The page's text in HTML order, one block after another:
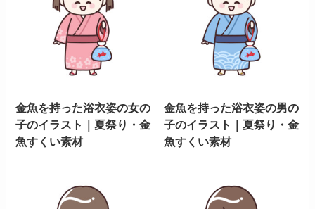
金魚を持った浴衣姿の女の
子のイラスト｜夏祭り・金
魚すくい素材
金魚を持った浴衣姿の男の
子のイラスト｜夏祭り・金
魚すくい素材